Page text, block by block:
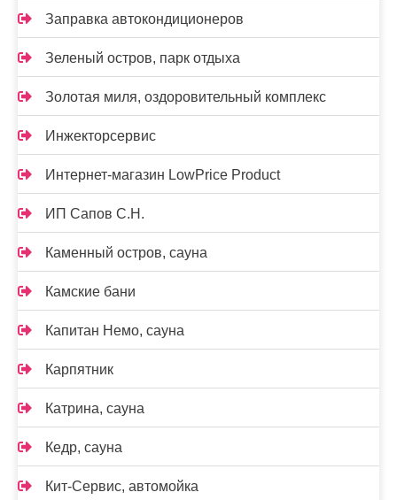
Заправка автокондиционеров
Зеленый остров, парк отдыха
Золотая миля, оздоровительный комплекс
Инжекторсервис
Интернет-магазин LowPrice Product
ИП Сапов С.Н.
Каменный остров, сауна
Камские бани
Капитан Немо, сауна
Карпятник
Катрина, сауна
Кедр, сауна
Кит-Сервис, автомойка